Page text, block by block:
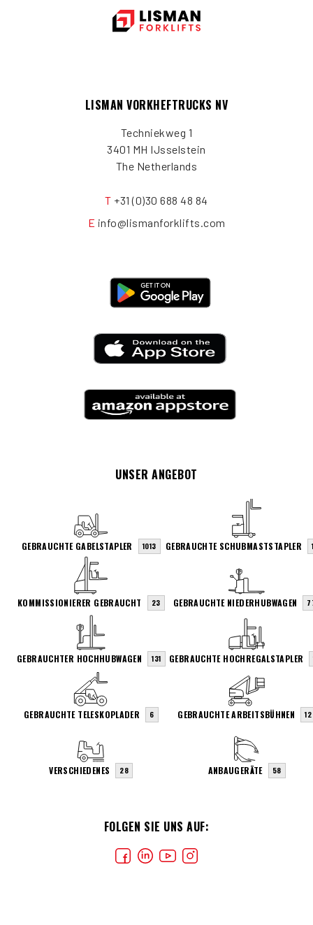
LISMAN VORKHEFTRUCKS NV
Techniekweg 1
3401 MH IJsselstein
The Netherlands
T +31 (0)30 688 48 84
E info@lismanforklifts.com
FOLGEN SIE UNS AUF:
UNSER ANGEBOT
GEBRAUCHTE GABELSTAPLER 1013 GEBRAUCHTE SCHUBMASTSTAPLER
KOMMISSIONIERER GEBRAUCHT 23 GEBRAUCHTE NIEDERHUBWAGEN
GEBRAUCHTER HOCHHUBWAGEN 131 GEBRAUCHTE HOCHREGALSTAPLER
GEBRAUCHTE TELESKOPLADER 6 GEBRAUCHTE ARBEITSBÜHNEN 12
VERSCHIEDENES 28 ANBAUGERÄTE 58